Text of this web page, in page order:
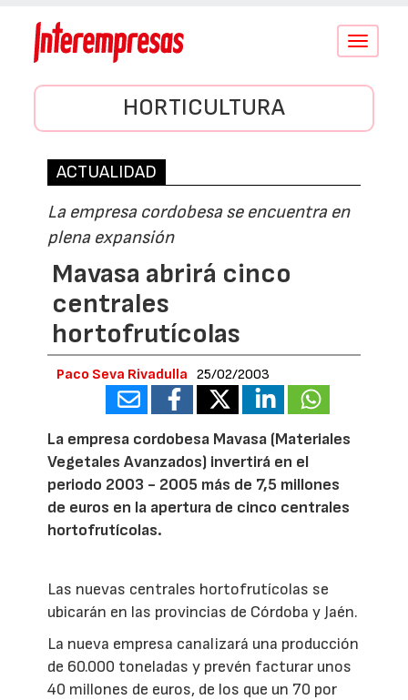
Conmutar
HORTICULTURA
ACTUALIDAD
La empresa cordobesa se encuentra en
plena expansión
Mavasa abrirá cinco
centrales
hortofrutícolas
Paco Seva Rivadulla 25/02/2003
La empresa cordobesa Mavasa (Materiales
Vegetales Avanzados) invertirá en el
periodo 2003 - 2005 más de 7,5 millones
de euros en la apertura de cinco centrales
hortofrutícolas.
Las nuevas centrales hortofrutícolas se
ubicarán en las provincias de Córdoba y Jaén.
La nueva empresa canalizará una producción
de 60.000 toneladas y prevén facturar unos
40 millones de euros, de los que un 70 por